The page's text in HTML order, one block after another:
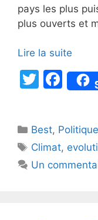
pays les plus
plus ouverts et
Lire la suite
T
er
F
a
e
b
o
Catégories
Best, Politique
Étiquettes
Climat,
Un